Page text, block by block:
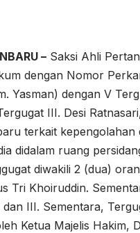
– Saksi Ahli
dengan Nomor
Yasman) dengan V
III. Desi
terkait
didalam ruang
diwakili 2 (dua)
Tri Khoiruddin.
III. Sementara,
Ketua Majelis Hakim,